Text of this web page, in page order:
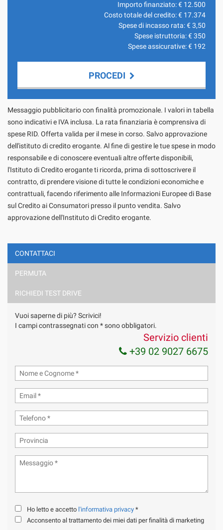
Importo finanziato: € 12.500
Costo totale del credito: € 17.374
Spese di incasso rata: €3,50
Spese istruttoria: €350
Spese assicurative: € 192
PROCEDI
Contattaci
Ho letto e accetto
marketing
Invia la tua richiesta
Messaggio pubblicitario con finalità promozionale. I valori in tabella
sono indicativi e IVA inclusa. La rata finanziaria è comprensiva di
spese RID. Offerta valida per il mese in corso. Salvo approvazione
dell'istituto di credito erogante. Al fine di gestire le tue spese in modo
responsabile e di conoscere eventuali altre offerte disponibili,
l'Istituto di Credito erogante ti ricorda, prima di sottoscrivere il
contratto, di prendere visione di tutte le condizioni economiche e
contrattuali, facendo riferimento alle Informazioni Europee di Base
sul Credito ai Consumatori presso il punto vendita. Salvo
approvazione dell'Instituto di Credito erogante.
CONTATTACI
PERMUTA
RICHIEDI TEST DRIVE
Vuoi saperne di più? Scrivici!
I campi contrassegnati con * sono obbligatori.
Servizio clienti
+39 02 9027 6675
Ho letto e accetto l'informativa privacy *
Acconsento al trattamento dei miei dati per finalità di marketing